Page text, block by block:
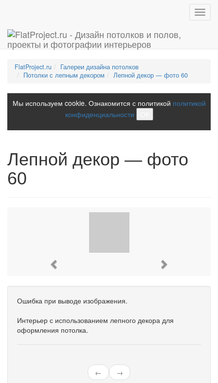
FlatProject.ru
Галереи дизайна потолков
Потолки с лепным декором
Лепной декор — фото 60
Мы используем cookie. Ознакомится с политикой политикой
конфиденциальности
Лепной декор — фото
60
Ошибка при выводе изображения.
Интерьер с использованием лепного декора для
оформления потолка.
← →